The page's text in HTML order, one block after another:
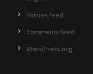
Entries feed
Comments feed
WordPress.org